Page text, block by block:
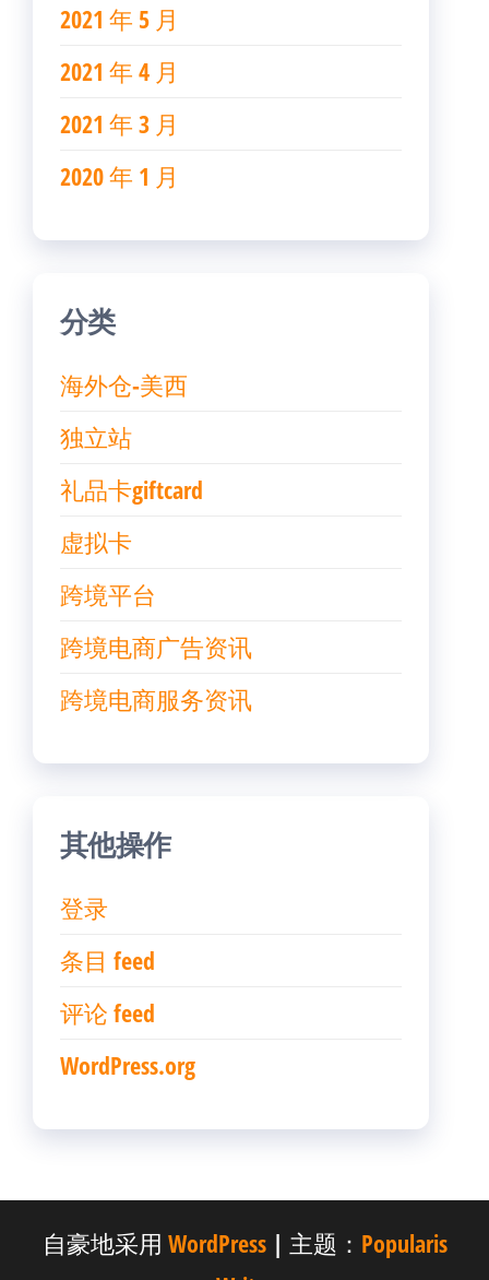
2021 年 5 月
2021 年 4 月
2021 年 3 月
2020 年 1 月
分类
海外仓-美西
独立站
礼品卡giftcard
虚拟卡
跨境平台
跨境电商广告资讯
跨境电商服务资讯
其他操作
登录
条目 feed
评论 feed
WordPress.org
自豪地采用 WordPress | 主题： Popularis